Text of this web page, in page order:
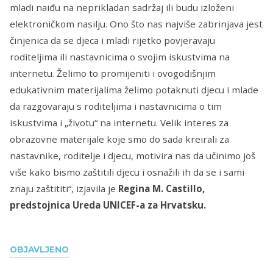
OBJAVLJENO
mladi naiđu na neprikladan sadržaj ili budu izloženi
elektroničkom nasilju. Ono što nas najviše zabrinjava jest
činjenica da se djeca i mladi rijetko povjeravaju
roditeljima ili nastavnicima o svojim iskustvima na
internetu. Želimo to promijeniti i ovogodišnjim
edukativnim materijalima želimo potaknuti djecu i mlade
da razgovaraju s roditeljima i nastavnicima o tim
iskustvima i „životu“ na internetu. Velik interes za
obrazovne materijale koje smo do sada kreirali za
nastavnike, roditelje i djecu, motivira nas da učinimo još
više kako bismo zaštitili djecu i osnažili ih da se i sami
znaju zaštititi“, izjavila je Regina M. Castillo,
predstojnica Ureda UNICEF-a za Hrvatsku.